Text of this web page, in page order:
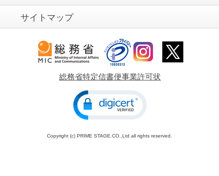
サイトマップ
総務省特定信書便事業許可状
Copyright (c) PRIME STAGE.CO.,Ltd all rights reserved.